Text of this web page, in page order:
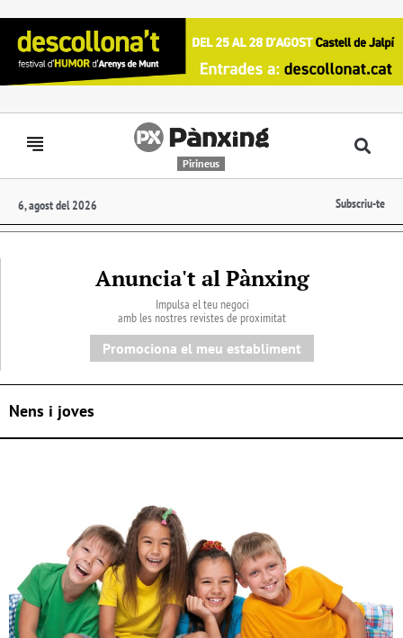
Pirineus
6, agost del 2026 Subscriu-te
Anuncia't al Pànxing
Impulsa el teu negoci
amb les nostres revistes de proximitat
Promociona el meu establiment
Nens i joves